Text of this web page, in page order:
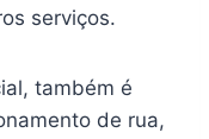
serviços.
também é
de rua,